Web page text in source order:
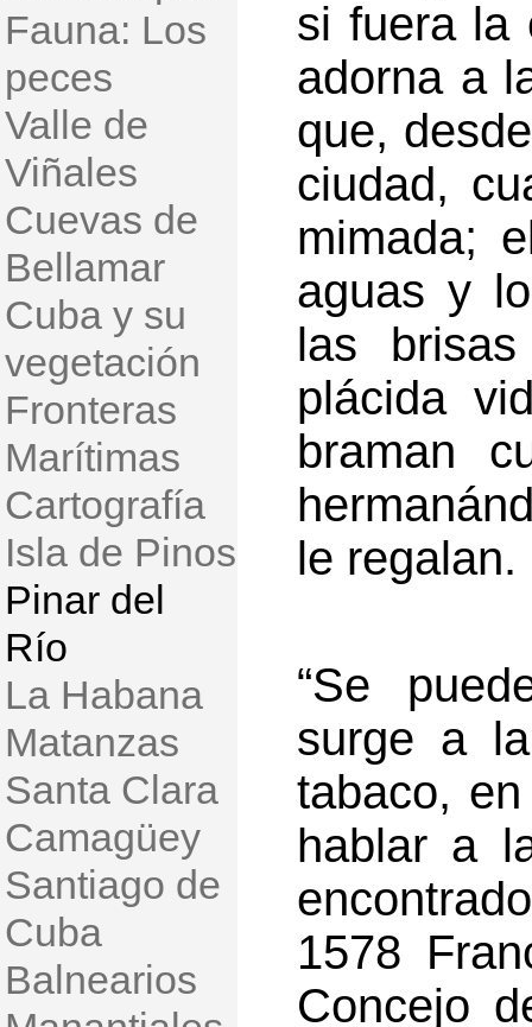
Fauna: Los
peces
Valle de
Viñales
Cuevas de
Bellamar
Cuba y su
vegetación
Fronteras
Marítimas
Cartografía
Isla de Pinos
Pinar del
Río
La Habana
Matanzas
Santa Clara
Camagüey
Santiago de
Cuba
Balnearios
si fuera la
adorna a
que,
ciudad,
mimada;
aguas y
las
plácida
braman
le regalan.
“Se
surge a
tabaco,
hablar a
1578
Concejo